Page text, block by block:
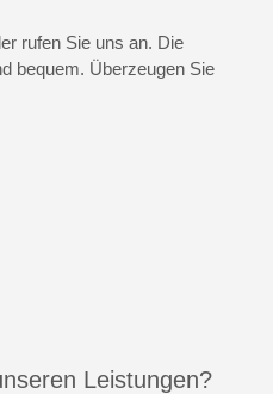
rufen Sie uns an. Die
bequem. Überzeugen Sie
Leistungen?